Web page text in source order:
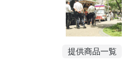
提供商品一覧